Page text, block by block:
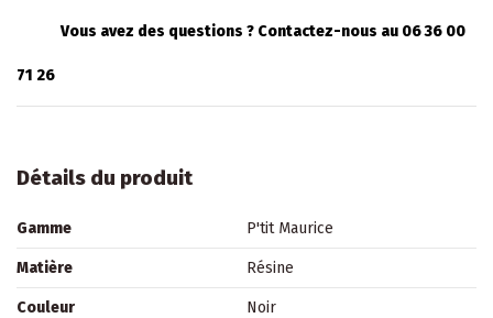
Vous avez des questions ? Contactez-nous au 06 36 00
71 26
Détails du produit
Gamme P'tit Maurice
Matière Résine
Couleur Noir